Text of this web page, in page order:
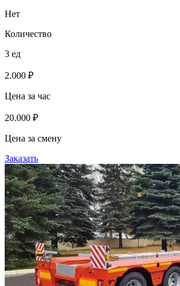
Нет
Количество
3 ед
2.000 ₽
Цена за час
20.000 ₽
Цена за смену
Заказать